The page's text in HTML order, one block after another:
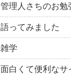
管理人さちのお勉
語ってみました
雑学
面白くて便利なサ